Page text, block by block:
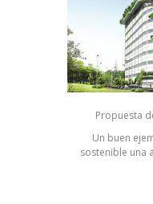
Propuesta
Un buen
sostenible una